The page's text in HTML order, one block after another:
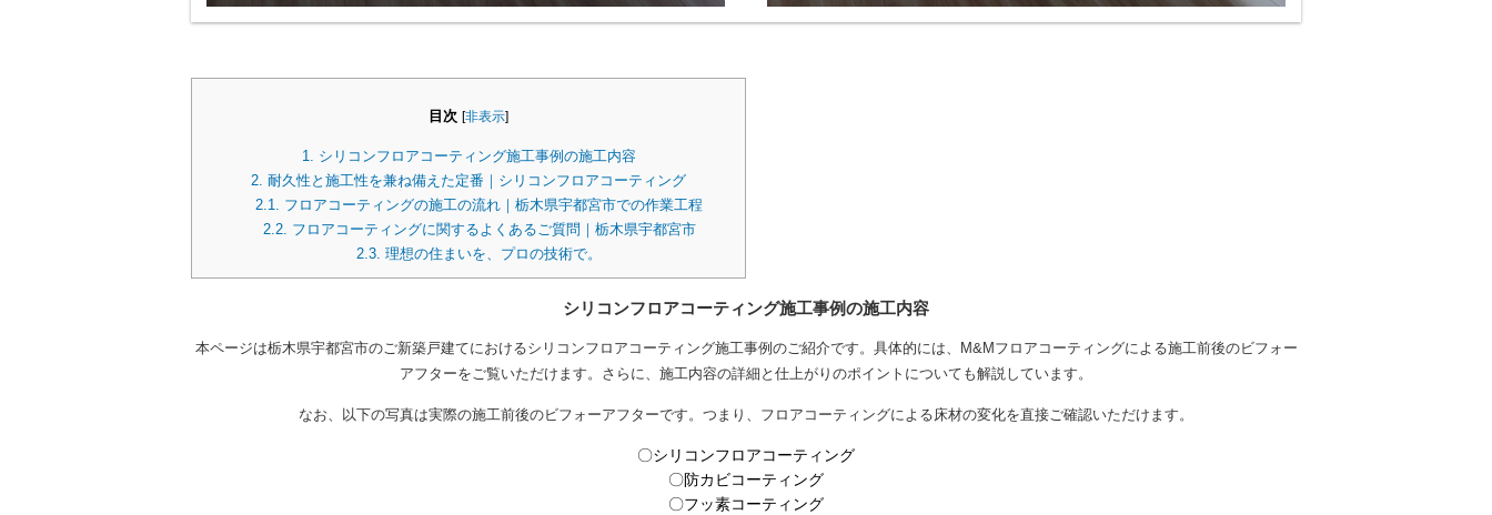
目次 [非表示]
1.
シリコンフロアコーティング施工事例の施工内容
2. 耐久性と施工性を兼ね備えた定番｜シリコンフロアコーティング
2.1.
フロアコーティングの施工の流れ｜栃木県宇都宮市での作業工程
2.2. フロアコーティングに関するよくあるご質問｜栃木県宇都宮市
2.3. 理想の住まいを、プロの技術で。
シリコンフロアコーティング施工事例の施工内容
本ページは栃木県宇都宮市のご新築戸建てにおけるシリコンフロアコーティング施工事例のご紹介です。具体的には、M&Mフロアコーティングによる施工前後のビフォー
アフターをご覧いただけます。さらに、施工内容の詳細と仕上がりのポイントについても解説しています。
なお、以下の写真は実際の施工前後のビフォーアフターです。つまり、フロアコーティングによる床材の変化を直接ご確認いただけます。
〇シリコンフロアコーティング
〇防カビコーティング
〇フッ素コーティング